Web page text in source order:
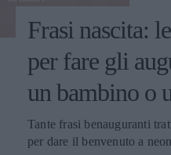
Frasi nascita:
per fare gli
un bambino o
Tante frasi benauguranti
per dare il benvenuto a